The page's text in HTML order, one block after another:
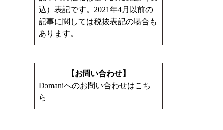
込）表記です。2021年4月以前の
記事に関しては税抜表記の場合も
あります。
【お問い合わせ】
Domaniへのお問い合わせはこち
ら